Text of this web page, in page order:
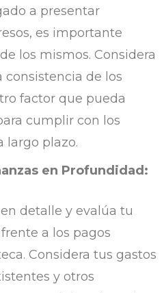
a presentar
es importante
los mismos. Considera
consistencia de los
factor que pueda
cumplir con los
largo plazo.
en Profundidad:
detalle y evalúa tu
a los pagos
Considera tus gastos
y otros